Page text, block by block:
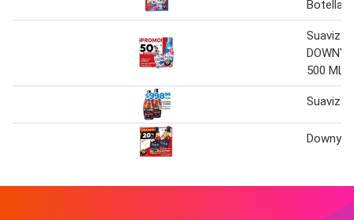
Botella
DOWNY
500 ML
Downy